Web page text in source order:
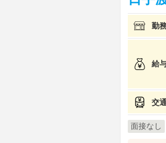
勤
給
交
面接なし